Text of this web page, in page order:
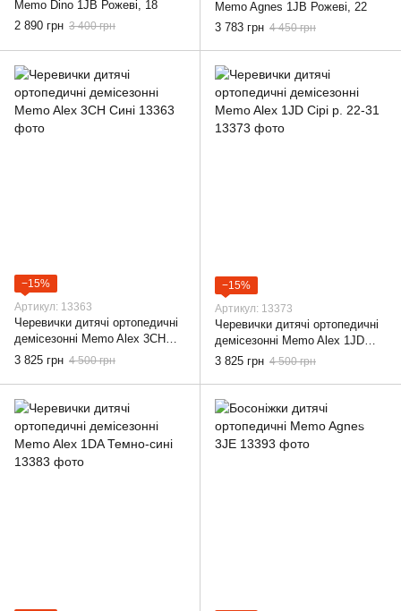
Memo Dino 1JB Рожеві, 18
2 890 грн 3 400 грн
Memo Agnes 1JB Рожеві, 22
3 783 грн 4 450 грн
−15%
Артикул: 13363
Черевички дитячі ортопедичні
демісезонні Memo Alex 3CH
Сині, 22
3 825 грн 4 500 грн
−15%
Артикул: 13373
Черевички дитячі ортопедичні
демісезонні Memo Alex 1JD
Сірі р. 22-31, 22
3 825 грн 4 500 грн